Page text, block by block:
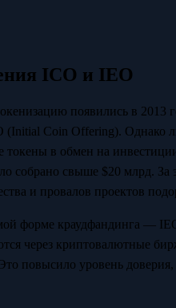
ICO и IEO
появились в 2013
(Initial Coin Offering). Однако
в обмен на
собрано свыше $20 млрд. За
и провалов проектов
форме краудфандинга —
через криптовалютные
повысило уровень